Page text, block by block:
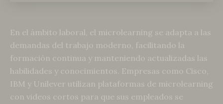
En el ámbito laboral, el microlearning se adapta a las
demandas del trabajo moderno, facilitando la
formación continua y manteniendo actualizadas las
habilidades y conocimientos. Empresas como Cisco,
IBM y Unilever utilizan plataformas de microlearning
con videos cortos para que sus empleados se